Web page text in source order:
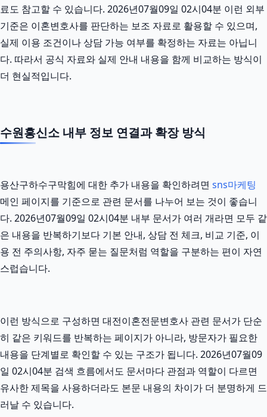
료도 참고할 수 있습니다. 2026년07월09일 02시04분 이런 외부
기준은 이혼변호사를 판단하는 보조 자료로 활용할 수 있으며,
실제 이용 조건이나 상담 가능 여부를 확정하는 자료는 아닙니
다. 따라서 공식 자료와 실제 안내 내용을 함께 비교하는 방식이
더 현실적입니다.
수원흥신소 내부 정보 연결과 확장 방식
용산구하수구막힘에 대한 추가 내용을 확인하려면 sns마케팅
메인 페이지를 기준으로 관련 문서를 나누어 보는 것이 좋습니
다. 2026년07월09일 02시04분 내부 문서가 여러 개라면 모두 같
은 내용을 반복하기보다 기본 안내, 상담 전 체크, 비교 기준, 이
용 전 주의사항, 자주 묻는 질문처럼 역할을 구분하는 편이 자연
스럽습니다.
이런 방식으로 구성하면 대전이혼전문변호사 관련 문서가 단순
히 같은 키워드를 반복하는 페이지가 아니라, 방문자가 필요한
내용을 단계별로 확인할 수 있는 구조가 됩니다. 2026년07월09
일 02시04분 검색 흐름에서도 문서마다 관점과 역할이 다르면
유사한 제목을 사용하더라도 본문 내용의 차이가 더 분명하게 드
러날 수 있습니다.